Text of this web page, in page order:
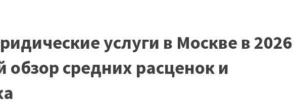
услуги в Москве в 2026
средних расценок и